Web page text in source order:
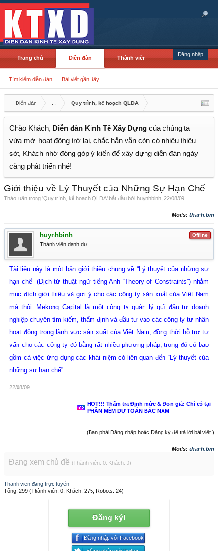
Đăng nhập
Trang chủ Diễn đàn
Tìm kiếm diễn đàn Bài viết gần đây
Thành viên
Diễn đàn Quy trình, kế hoạch QLDA
Chào Khách, Diễn đàn Kinh Tế Xây Dựng của chúng ta
vừa mới hoạt động trở lại, chắc hẳn vẫn còn có nhiều thiếu
sót, Khách nhớ đóng góp ý kiến để xây dựng diễn đàn ngày
càng phát triển nhé!
Giới thiệu về Lý Thuyết của Những Sự Hạn Chế
Thảo luận trong 'Quy trình, kế hoạch QLDA' bắt đầu bởi huynhbinh 22/08/09
Mods: thanh.bm
Offline
huynhbinh
Thành viên danh dự
Tài liệu này là một bản giới thiệu chung về “Lý thuyết của những sự
hạn chế” (Dịch từ thuật ngữ tiếng Anh “Theory of Constraints”) nhằm
mục đích giới thiệu và gợi ý cho các công ty sản xuất của Việt Nam
mà thôi. Mekong Capital là một công ty quản lý quĩ đầu tư doanh
nghiệp chuyên tìm kiếm, thẩm định và đầu tư vào các công ty tư nhân
hoạt động trong lãnh vực sản xuất của Việt Nam, đồng thời hỗ trợ tư
vấn cho các công ty đó bằng rất nhiều phương pháp, trong đó có bao
gồm cả việc ứng dụng các khái niệm có liên quan đến “Lý thuyết của
những sự hạn chế”.
22/08/09
HOT!!! Thẩm tra Định mức & Đơn giá: Chỉ có tại
PHẦN MỀM DỰ TOÁN BẮC NAM
(Bạn phải Đăng nhập hoặc Đăng ký để trả lời bài viết.)
Mods: thanh.bm
Đang xem chủ đề (Thành viên: 0, Khách: 0)
Thành viên đang trực tuyến
Tổng: 299 (Thành viên: 0, Khách: 275, Robots: 24)
Đăng ký!
Đăng nhập với Facebook